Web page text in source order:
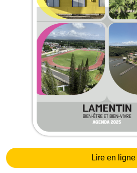
Lire en ligne